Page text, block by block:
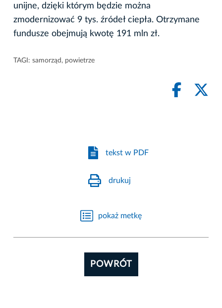
unijne, dzięki którym będzie można
zmodernizować 9 tys. źródeł ciepła. Otrzymane
fundusze obejmują kwotę 191 mln zł.
TAGI: samorząd , powietrze
tekst w PDF
drukuj
pokaż metkę
POWRÓT